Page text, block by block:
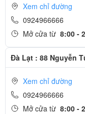
Xem chỉ đường
0924966666
Mở cửa từ 8:00 -
Đà Lạt : 88 Nguyễn
Xem chỉ đường
0924966666
Mở cửa từ 8:00 -